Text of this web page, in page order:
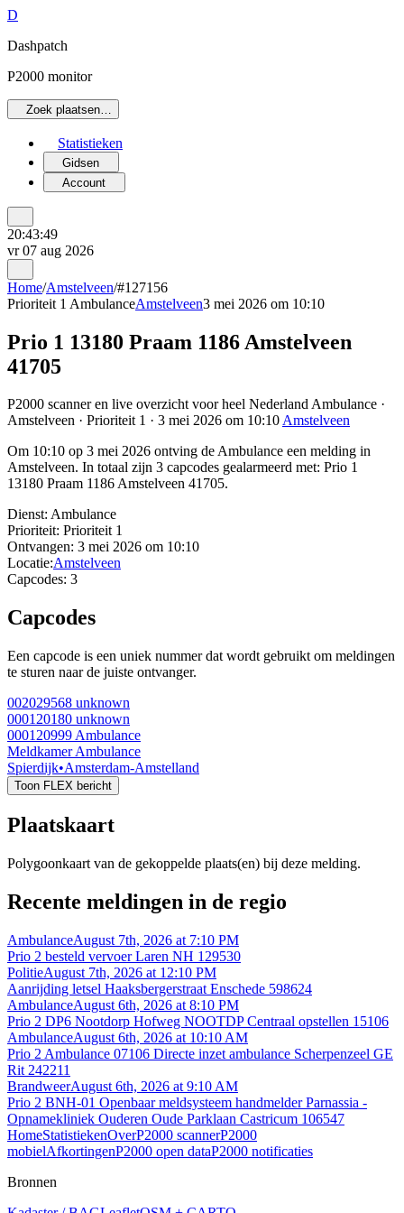
D
Dashpatch
P2000 monitor
Zoek plaatsen…
Statistieken
Gidsen
Account
20:43:49
vr 07 aug 2026
Home/Amstelveen/#127156
Prioriteit 1 AmbulanceAmstelveen3 mei 2026 om 10:10
Prio 1 13180 Praam 1186 Amstelveen
41705
P2000 scanner en live overzicht voor heel Nederland Ambulance ·
Amstelveen · Prioriteit 1 · 3 mei 2026 om 10:10Amstelveen
Om 10:10 op 3 mei 2026 ontving de Ambulance een melding in
Amstelveen. In totaal zijn 3 capcodes gealarmeerd met: Prio 1
13180 Praam 1186 Amstelveen 41705.
Dienst: Ambulance
Prioriteit: Prioriteit 1
Ontvangen: 3 mei 2026 om 10:10
Locatie:Amstelveen
Capcodes: 3
Capcodes
Een capcode is een uniek nummer dat wordt gebruikt om meldingen
te sturen naar de juiste ontvanger.
002029568 unknown
000120180 unknown
000120999 Ambulance
Meldkamer Ambulance
Spierdijk•Amsterdam-Amstelland
Toon FLEX bericht
Plaatskaart
Polygoonkaart van de gekoppelde plaats(en) bij deze melding.
Recente meldingen in de regio
AmbulanceAugust 7th, 2026 at 7:10 PM
Prio 2 besteld vervoer Laren NH 129530
PolitieAugust 7th, 2026 at 12:10 PM
Aanrijding letsel Haaksbergerstraat Enschede 598624
AmbulanceAugust 6th, 2026 at 8:10 PM
Prio 2 DP6 Nootdorp Hofweg NOOTDP Centraal opstellen 15106
AmbulanceAugust 6th, 2026 at 10:10 AM
Prio 2 Ambulance 07106 Directe inzet ambulance Scherpenzeel GE
Rit 242211
BrandweerAugust 6th, 2026 at 9:10 AM
Prio 2 BNH-01 Openbaar meldsysteem handmelder Parnassia -
Opnamekliniek Ouderen Oude Parklaan Castricum 106547
HomeStatistiekenOverP2000 scannerP2000
mobielAfkortingenP2000 open dataP2000 notificaties
Bronnen